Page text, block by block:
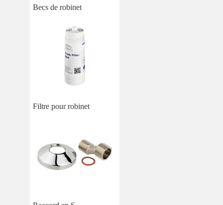
Becs de robinet
Filtre pour robinet